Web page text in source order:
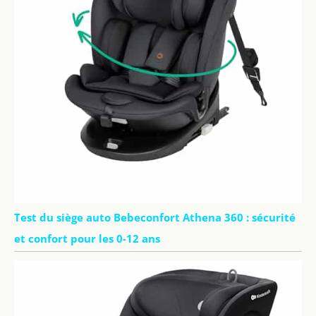
caméra et fonction
d'écran partagé :
ce système
comprend une
caméra et un
moniteur. Si
nécessaire, il peut
être étendu
jusqu'à quatre
caméras, vous
(caméras
Grâce à la fonction
d'écran partagé
pour deux
Test du siège auto Bebeconfort Athena 360 : sécurité
et confort pour les 0-12 ans